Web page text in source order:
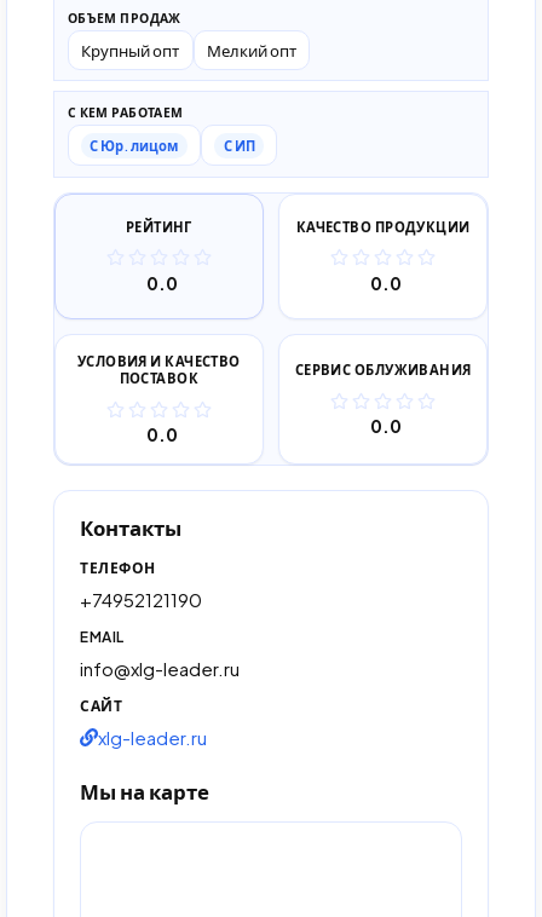
ОБЪЕМ ПРОДАЖ
Крупный опт Мелкий опт
С КЕМ РАБОТАЕМ
С Юр. лицом С ИП
РЕЙТИНГ
0.0
КАЧЕСТВО ПРОДУКЦИИ
0.0
УСЛОВИЯ И КАЧЕСТВО
ПОСТАВОК
0.0
СЕРВИС ОБЛУЖИВАНИЯ
0.0
Контакты
ТЕЛЕФОН
+74952121190
EMAIL
info@xlg-leader.ru
САЙТ
xlg-leader.ru
Мы на карте